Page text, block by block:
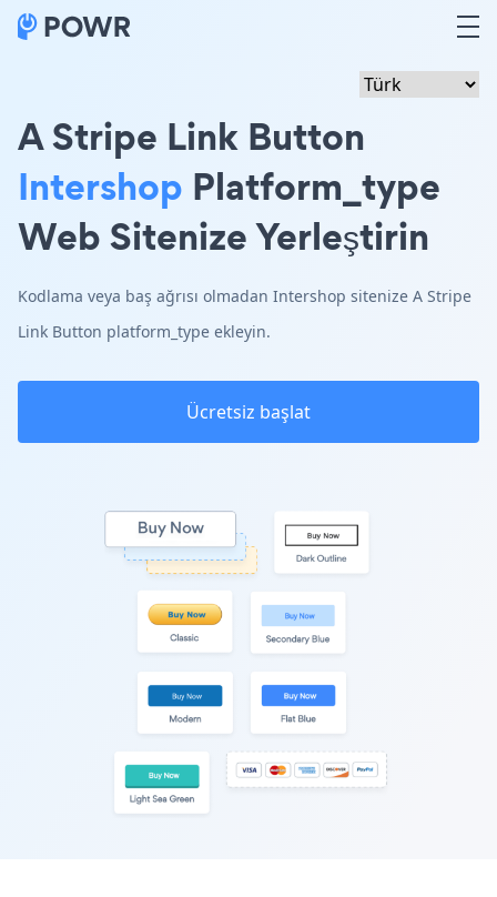
A Stripe Link Button
Intershop Platform_type
Web Sitenize Yerleştirin
Kodlama veya baş ağrısı olmadan Intershop sitenize A Stripe
Link Button platform_type ekleyin.
Ücretsiz başlat